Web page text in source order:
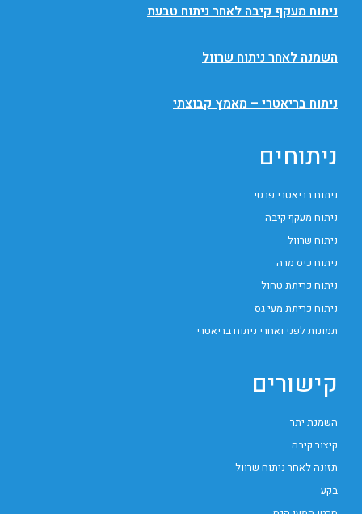
ניתוח מעקף קיבה לאחר ניתוח טבעת
השמנה לאחר ניתוח שרוול
ניתוח בריאטרי – מאמץ קבוצתי
ניתוחים
ניתוח בריאטרי פרטי
ניתוח מעקף קיבה
ניתוח שרוול
ניתוח כיס מרה
ניתוח כריתת טחול
ניתוח כריתת מעי גס
תמונות לפני ואחרי ניתוח בריאטרי
קישורים
השמנת יתר
קיצור קיבה
תזונה לאחר ניתוח שרוול
בקע